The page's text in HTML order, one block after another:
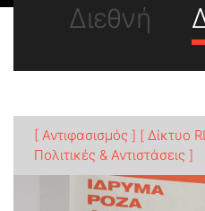
Διεθνή
[ Αντιφασισμός ] [ Δίκτυο
Πολιτικές & Αντιστάσεις ]